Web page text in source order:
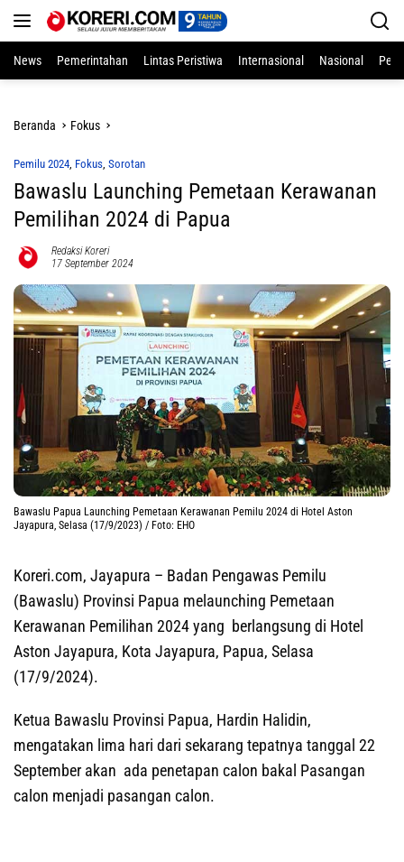
News
Pemerintahan Lintas Peristiwa Internasional Nasional
Beranda Fokus
Pemilu 2024, Fokus, Sorotan
Bawaslu Launching Pemetaan Kerawanan
Pemilihan 2024 di Papua
Redaksi Koreri
17 September 2024
Bawaslu Papua Launching Pemetaan Kerawanan Pemilu 2024 di Hotel Aston
Jayapura, Selasa (17/9/2023) / Foto: EHO
Koreri.com, Jayapura – Badan Pengawas Pemilu
(Bawaslu) Provinsi Papua melaunching Pemetaan
Kerawanan Pemilihan 2024 yang berlangsung di Hotel
Aston Jayapura, Kota Jayapura, Papua, Selasa
(17/9/2024).
Ketua Bawaslu Provinsi Papua, Hardin Halidin,
mengatakan lima hari dari sekarang tepatnya tanggal 22
September akan ada penetapan calon bakal Pasangan
calon menjadi pasangan calon.